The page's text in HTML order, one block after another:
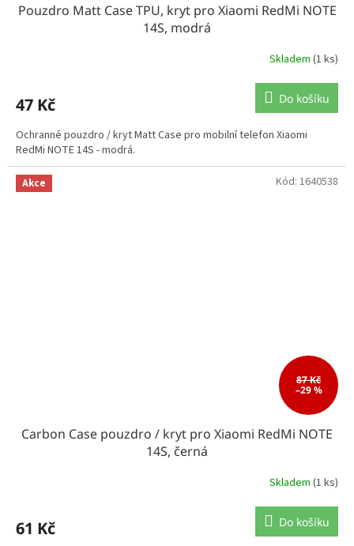
Pouzdro Matt Case TPU, kryt pro Xiaomi RedMi NOTE
14S, modrá
Skladem (1 ks)
47 Kč Do košíku
Ochranné pouzdro / kryt Matt Case pro mobilní telefon Xiaomi
RedMi NOTE 14S - modrá.
Akce
87 Kč
–29 %
Carbon Case pouzdro / kryt pro Xiaomi RedMi NOTE
14S, černá
Skladem (1 ks)
61 Kč Do košíku
Kód: 1640538